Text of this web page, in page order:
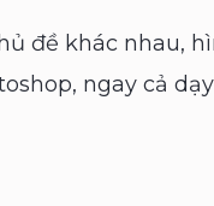
đề khác nhau,
ngay cả